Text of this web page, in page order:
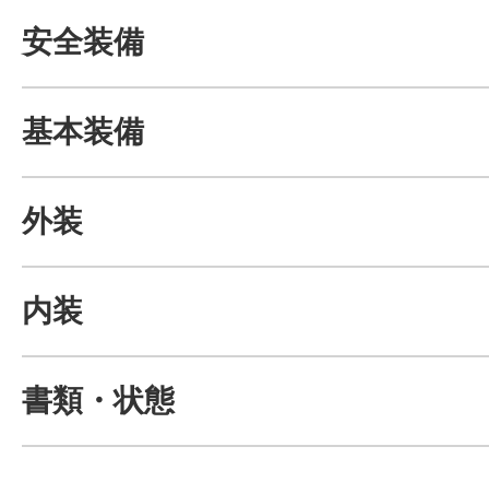
安全装備
基本装備
外装
内装
書類・状態